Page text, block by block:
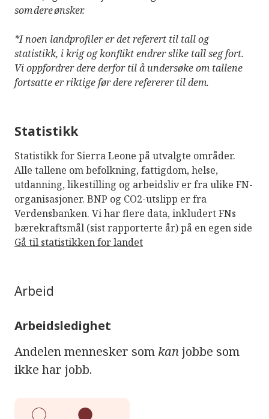
somdereønsker.
*I noen landprofiler er det referert til tall og
statistikk, i krig og konflikt endrer slike tall seg fort.
Vi oppfordrer dere derfor til å undersøke om tallene
fortsatte er riktige før dere refererer til dem.
Statistikk
Statistikk for Sierra Leone på utvalgte områder.
Alle tallene om befolkning, fattigdom, helse,
utdanning, likestilling og arbeidsliv er fra ulike FN-
organisasjoner. BNP og CO2-utslipp er fra
Verdensbanken. Vi har flere data, inkludert FNs
bærekraftsmål (sist rapporterte år) på en egen side
Gå til statistikken for landet
Arbeid
Arbeidsledighet
Andelen mennesker som kanjobbe som
ikke har jobb.